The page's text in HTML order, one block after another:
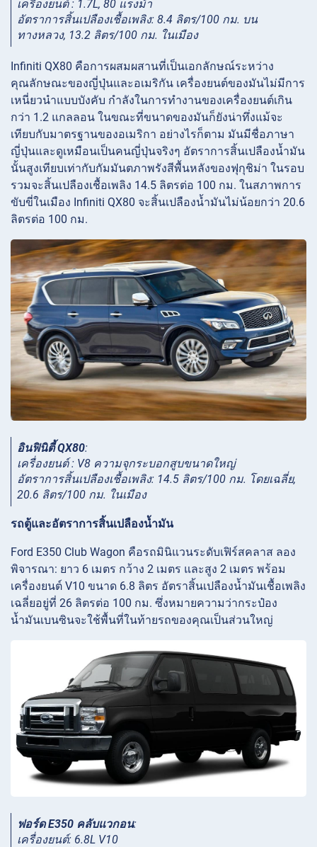
เครื่องยนต์ : 1.7L, 80 แรงม้า
อัตราการสิ้นเปลืองเชื้อเพลิง: 8.4 ลิตร/100 กม. บน
ทางหลวง, 13.2 ลิตร/100 กม. ในเมือง
Infiniti QX80 คือการผสมผสานที่เป็นเอกลักษณ์ระหว่าง
คุณลักษณะของญี่ปุ่นและอเมริกัน เครื่องยนต์ของมันไม่มีการ
เหนี่ยวนำแบบบังคับ กำลังในการทำงานของเครื่องยนต์เกิน
กว่า 1.2 แกลลอน ในขณะที่ขนาดของมันก็ยังน่าทึ่งแม้จะ
เทียบกับมาตรฐานของอเมริกา อย่างไรก็ตาม มันมีชื่อภาษา
ญี่ปุ่นและดูเหมือนเป็นคนญี่ปุ่นจริงๆ อัตราการสิ้นเปลืองน้ำมัน
นั้นสูงเทียบเท่ากับกัมมันตภาพรังสีพื้นหลังของฟุกุชิม่า ในรอบ
รวมจะสิ้นเปลืองเชื้อเพลิง 14.5 ลิตรต่อ 100 กม. ในสภาพการ
ขับขี่ในเมือง Infiniti QX80 จะสิ้นเปลืองน้ำมันไม่น้อยกว่า 20.6
ลิตรต่อ 100 กม.
อินฟินิตี้ QX80:
เครื่องยนต์ : V8 ความจุกระบอกสูบขนาดใหญ่
อัตราการสิ้นเปลืองเชื้อเพลิง: 14.5 ลิตร/100 กม. โดยเฉลี่ย,
20.6 ลิตร/100 กม. ในเมือง
รถตู้และอัตราการสิ้นเปลืองน้ำมัน
Ford E350 Club Wagon คือรถมินิแวนระดับเฟิร์สคลาส ลอง
พิจารณา: ยาว 6 เมตร กว้าง 2 เมตร และสูง 2 เมตร พร้อม
เครื่องยนต์ V10 ขนาด 6.8 ลิตร อัตราสิ้นเปลืองน้ำมันเชื้อเพลิง
เฉลี่ยอยู่ที่ 26 ลิตรต่อ 100 กม. ซึ่งหมายความว่ากระป๋อง
น้ำมันเบนซินจะใช้พื้นที่ในท้ายรถของคุณเป็นส่วนใหญ่
ฟอร์ด E350 คลับแวกอน:
เครื่องยนต์: 6.8L V10